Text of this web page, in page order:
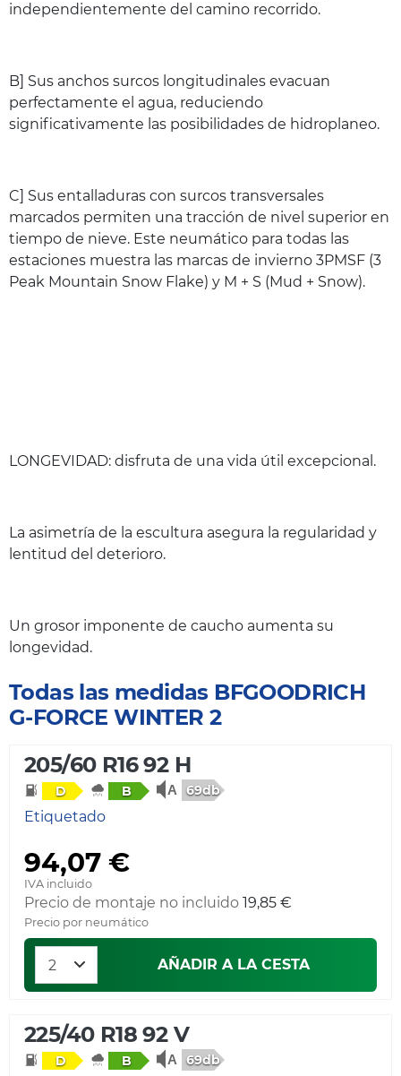
independientemente del camino recorrido.
B] Sus anchos surcos longitudinales evacuan
perfectamente el agua, reduciendo
significativamente las posibilidades de hidroplaneo.
C] Sus entalladuras con surcos transversales
marcados permiten una tracción de nivel superior en
tiempo de nieve. Este neumático para todas las
estaciones muestra las marcas de invierno 3PMSF (3
Peak Mountain Snow Flake) y M + S (Mud + Snow).
LONGEVIDAD: disfruta de una vida útil excepcional.
La asimetría de la escultura asegura la regularidad y
lentitud del deterioro.
Un grosor imponente de caucho aumenta su
longevidad.
Todas las medidas BFGOODRICH
G-FORCE WINTER 2
205/60 R16 92 H
D B 69db
Etiquetado
94,07 €
IVA incluido
Precio de montaje no incluido 19,85 €
Precio por neumático
AÑADIR A LA CESTA
225/40 R18 92 V
D B 69db